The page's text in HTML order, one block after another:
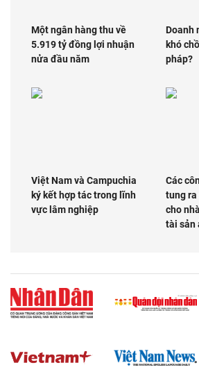
Một ngân hàng thu về
5.919 tỷ đồng lợi nhuận
nửa đầu năm
Doanh
khó
pháp?
Việt Nam và Campuchia
ký kết hợp tác trong lĩnh
vực lâm nghiệp
Các
tung ra
cho
tài sản